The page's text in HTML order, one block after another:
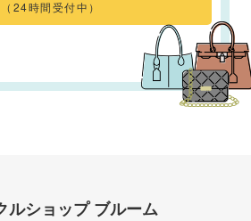
（24時間受付中）
ルショップ ブルーム